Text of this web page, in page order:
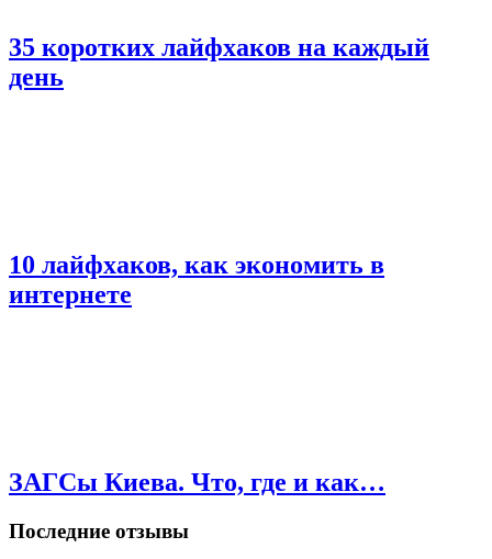
35 коротких лайфхаков на каждый
день
10 лайфхаков, как экономить в
интернете
ЗАГСы Киева. Что, где и как…
Последние отзывы